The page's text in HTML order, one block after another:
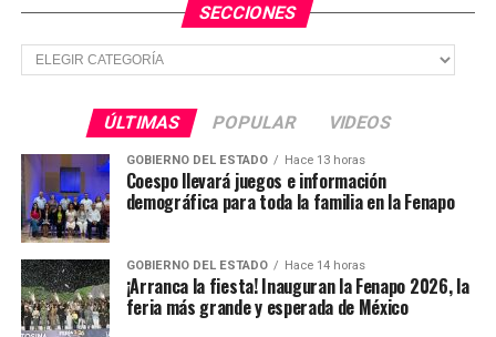
cuenta que hay otras cosas dentro más allá de ser
docente, cosas hermosas, vivencias tristes,
problemáticas que me han hecho crecer y que han
En esta exposición, hay cuadros realizados con técnicas
como óleo, pastel, carboncillo y lápiz de grafito. La
muestra estará disponible en el Centro de Información
TEMAS RELACIONADOS
SECCIONES
Secciones
ÚLTIMAS POPULAR VIDEOS
GOBIERNO DEL ESTADO Hace 13 horas
Coespo llevará juegos e información
demográfica para toda la familia en la Fenapo
GOBIERNO DEL ESTADO Hace 14 horas
¡Arranca la fiesta! Inauguran la Fenapo 2026, la
feria más grande y esperada de México